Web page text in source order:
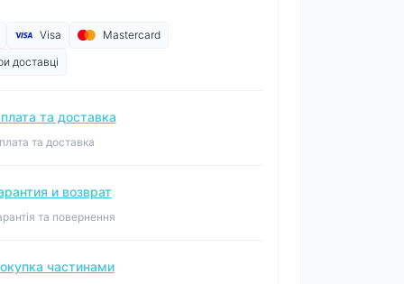
Visa
Mastercard
доставці
та доставка
та доставка
и возврат
та повернення
частинами